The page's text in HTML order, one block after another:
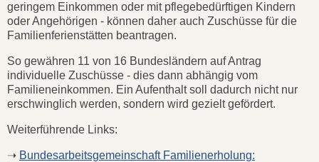
geringem Einkommen oder mit pflegebedürftigen Kindern
oder Angehörigen - können daher auch Zuschüsse für die
Familienferienstätten beantragen.
So gewähren 11 von 16 Bundesländern auf Antrag
individuelle Zuschüsse - dies dann abhängig vom
Familieneinkommen. Ein Aufenthalt soll dadurch nicht nur
erschwinglich werden, sondern wird gezielt gefördert.
Weiterführende Links:
➝ Bundesarbeitsgemeinschaft Familienerholung: